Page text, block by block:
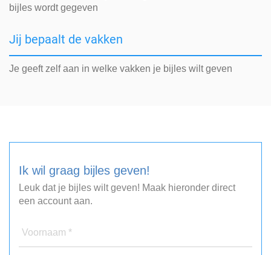
bijles wordt gegeven
Jij bepaalt de vakken
Je geeft zelf aan in welke vakken je bijles wilt geven
Ik wil graag bijles geven!
Leuk dat je bijles wilt geven! Maak hieronder direct
een account aan.
Voornaam *